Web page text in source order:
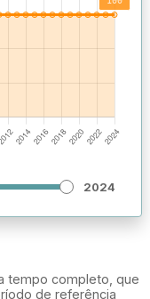
2024
tempo completo, que
de referência